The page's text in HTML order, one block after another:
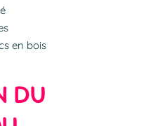
en bois
DU